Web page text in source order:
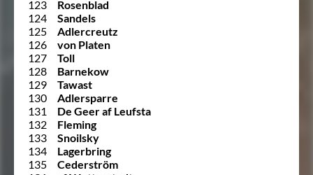
123
Rosenblad
124
Sandels
125
Adlercreutz
126
von Platen
127
Toll
128
Barnekow
129
Tawast
130
Adlersparre
131
De Geer af Leufsta
132
Fleming
133
Snoilsky
134
Lagerbring
135
Cederström